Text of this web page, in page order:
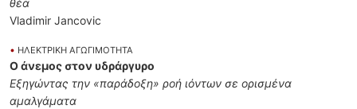
θέα
Vladimir Jancovic
• ΗΛΕΚΤΡΙΚΗ ΑΓΩΓΙΜΟΤΗΤΑ
Ο άνεμος στον υδράργυρο
Εξηγώντας την «παράδοξη» ροή ιόντων σε ορισμένα
αμαλγάματα